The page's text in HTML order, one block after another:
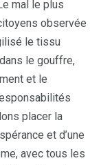
mal le plus
observée
le tissu
le gouffre,
et le
placer la
et d’une
avec tous les